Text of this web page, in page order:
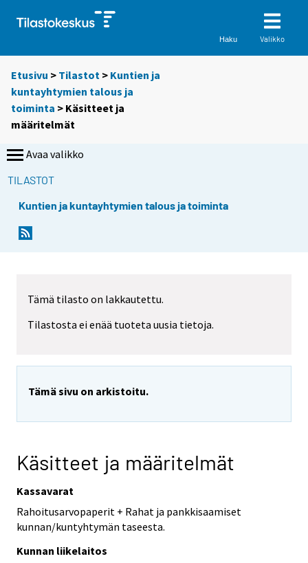
Haku Valikko
Etusivu > Tilastot > Kuntien ja
kuntayhtymien talous ja
toiminta > Käsitteet ja
määritelmät
Avaa valikko
TILASTOT
Kuntien ja kuntayhtymien talous ja toiminta
Tämä tilasto on lakkautettu.
Tilastosta ei enää tuoteta uusia tietoja.
Tämä sivu on arkistoitu.
Käsitteet ja määritelmät
Kassavarat
Rahoitusarvopaperit + Rahat ja pankkisaamiset
kunnan/kuntyhtymän taseesta.
Kunnan liikelaitos